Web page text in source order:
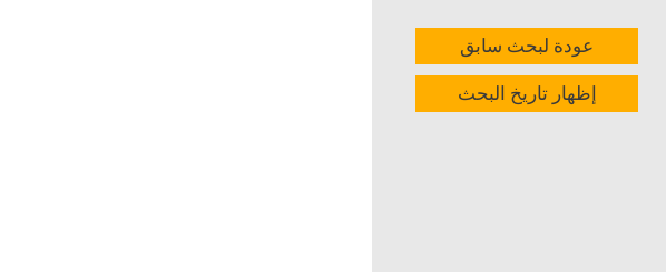
عودة لبحث سابق
إظهار تاريخ البحث